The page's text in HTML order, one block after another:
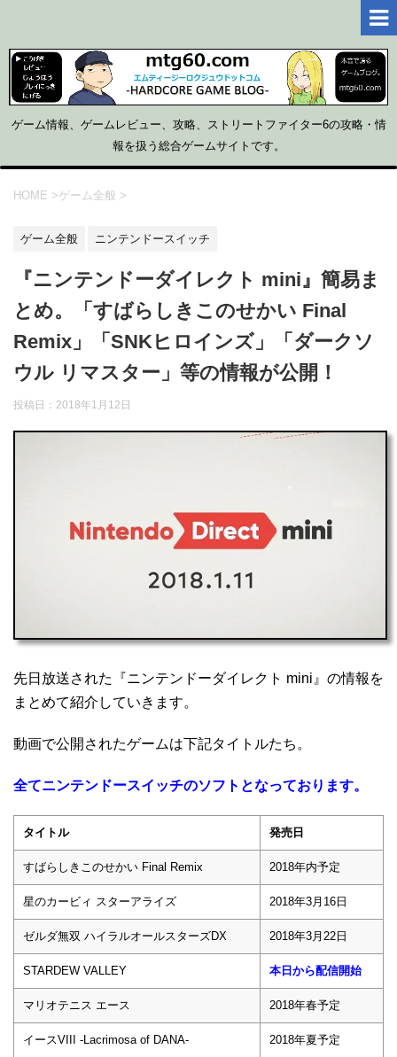
ゲーム情報、ゲームレビュー、攻略、ストリートファイター6の攻略・情
報を扱う総合ゲームサイトです。
HOME >ゲーム全般 >
ゲーム全般 ニンテンドースイッチ
『ニンテンドーダイレクト mini』簡易ま
とめ。「すばらしきこのせかい Final
Remix」「SNKヒロインズ」「ダークソ
ウル リマスター」等の情報が公開！
投稿日： 2018年1月12日
先日放送された『ニンテンドーダイレクト mini』の情報を
まとめて紹介していきます。
動画で公開されたゲームは下記タイトルたち。
全てニンテンドースイッチのソフトとなっております。
タイトル 発売日
すばらしきこのせかい Final Remix 2018年内予定
星のカービィ スターアライズ 2018年3月16日
ゼルダ無双 ハイラルオールスターズDX 2018年3月22日
STARDEW VALLEY 本日から配信開始
マリオテニス エース 2018年春予定
イースVIII -Lacrimosa of DANA- 2018年夏予定